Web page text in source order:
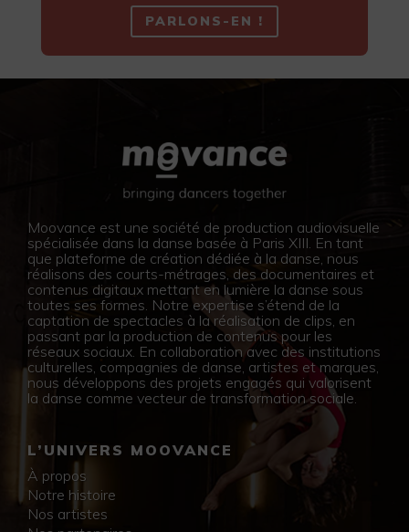
PARLONS-EN !
Moovance est une société de production audiovisuelle
spécialisée dans la danse basée à Paris XIII. En tant
que plateforme de création dédiée à la danse, nous
réalisons des courts-métrages, des documentaires et
contenus digitaux mettant en lumière la danse sous
toutes ses formes. Notre expertise s’étend de la
captation de spectacles à la réalisation de clips, en
passant par la production de contenus pour les
réseaux sociaux. En collaboration avec des institutions
culturelles, compagnies de danse, artistes et marques,
nous développons des projets engagés qui valorisent
la danse comme vecteur de transformation sociale.
L’UNIVERS MOOVANCE
À propos
Notre histoire
Nos artistes